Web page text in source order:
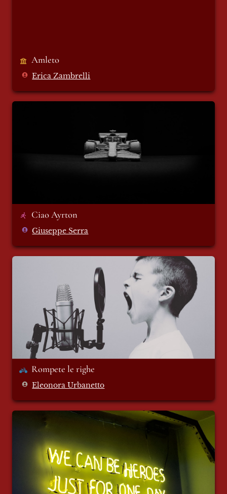
Amleto
Erica Zambrelli
Ciao Ayrton
Ciao Ayrton
Giuseppe Serra
Rompete le righe
Rompete le righe
Eleonora Urbanetto
Frammento di un’epica provinciale